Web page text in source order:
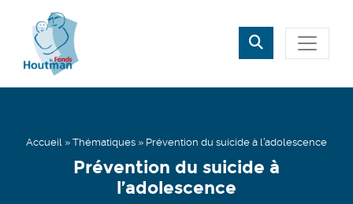
Rechercher
Accueil » Thématiques » Prévention du suicide à l’adolescence
Prévention du suicide à
l’adolescence